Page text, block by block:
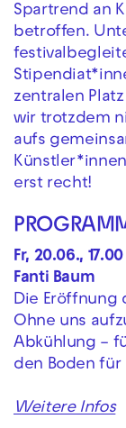
Spartrend an
betroffen.
zentralen
wir trotzdem
aufs
erst recht!
Fr, 20.06.,
Fanti Baum
Die Eröffnung
Ohne uns
Abkühlung –
den Boden für
Weitere Infos